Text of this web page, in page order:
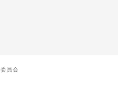
員会